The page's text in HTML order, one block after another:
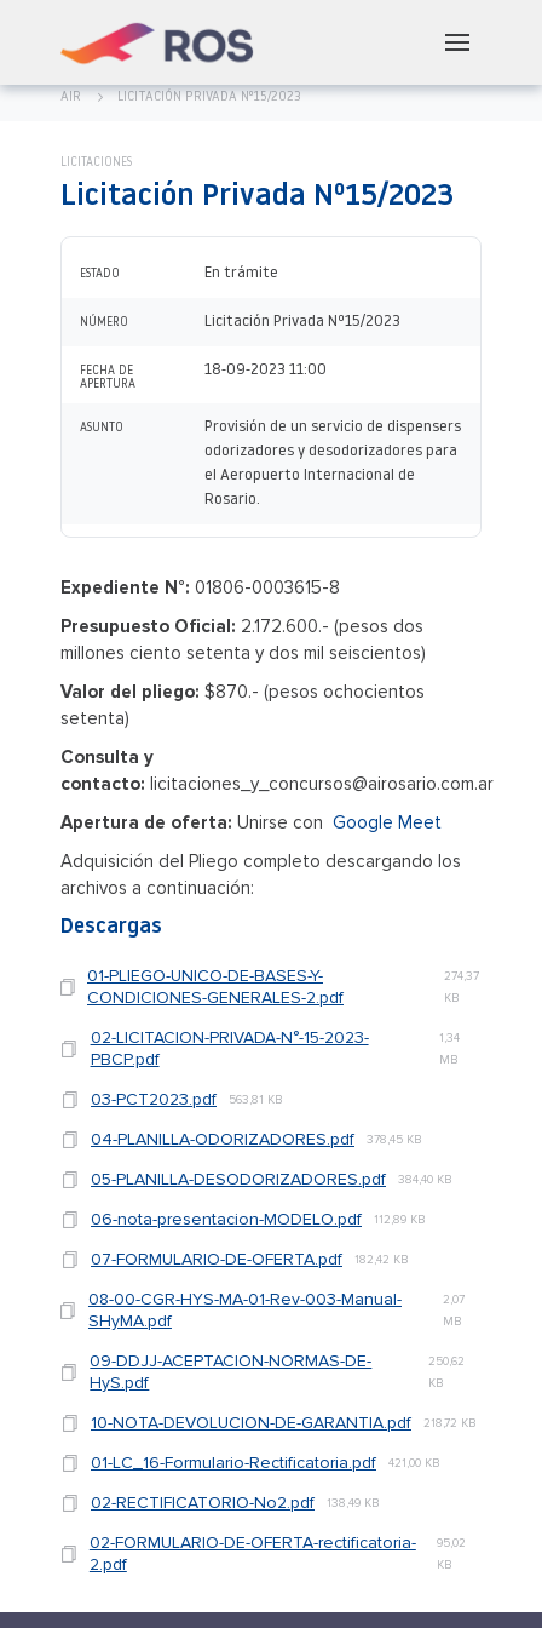
AIR LICITACIÓN PRIVADA Nº15/2023
LICITACIONES
Licitación Privada Nº15/2023
ESTADO En trámite
NÚMERO Licitación Privada Nº15/2023
FECHA DE
APERTURA
18-09-2023 11:00
ASUNTO
Provisión de un servicio de dispensers
odorizadores y desodorizadores para
el Aeropuerto Internacional de
Rosario.
Expediente N°: 01806-0003615-8
Presupuesto Oficial: 2.172.600.- (pesos dos
millones ciento setenta y dos mil seiscientos)
Valor del pliego: $870.- (pesos ochocientos
setenta)
Consulta y
contacto: licitaciones_y_concursos@airosario.com.ar
Apertura de oferta: Unirse con Google Meet
Adquisición del Pliego completo descargando los
archivos a continuación:
Descargas
01-PLIEGO-UNICO-DE-BASES-Y-
CONDICIONES-GENERALES-2.pdf
274,37
KB
02-LICITACION-PRIVADA-N°-15-2023-
PBCP.pdf
1,34
MB
03-PCT2023.pdf 563,81 KB
04-PLANILLA-ODORIZADORES.pdf 378,45 KB
05-PLANILLA-DESODORIZADORES.pdf 384,40 KB
06-nota-presentacion-MODELO.pdf 112,89 KB
07-FORMULARIO-DE-OFERTA.pdf 182,42 KB
08-00-CGR-HYS-MA-01-Rev-003-Manual-
SHyMA.pdf
2,07
MB
09-DDJJ-ACEPTACION-NORMAS-DE-
HyS.pdf
250,62
KB
10-NOTA-DEVOLUCION-DE-GARANTIA.pdf 218,72 KB
01-LC_16-Formulario-Rectificatoria.pdf 421,00 KB
02-RECTIFICATORIO-No2.pdf 138,49 KB
02-FORMULARIO-DE-OFERTA-rectificatoria-
2.pdf
95,02
KB